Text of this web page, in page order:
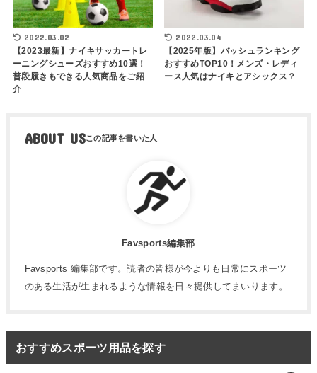
2022.03.02
【2023最新】ナイキサッカートレ
ーニングシューズおすすめ10選！
普段履きもできる人気商品をご紹
介
2022.03.04
【2025年版】バッシュランキング
おすすめTOP10！メンズ・レディ
ース人気はナイキとアシックス？
ABOUT US
Favsports編集部
Favsports 編集部です。読者の皆様が今よりも日常にスポーツ
のある生活が生まれるような情報を日々提供してまいります。
おすすめスポーツ用品を探す